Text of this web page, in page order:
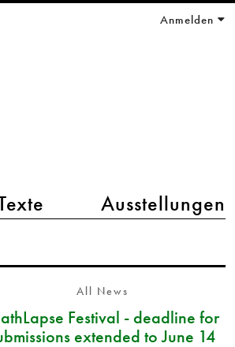
Ausstellungen
Anmelden
All News
Festival - deadline for
extended to June 14